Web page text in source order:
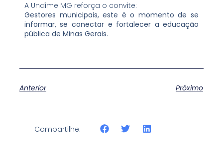
A Undime MG reforça o convite:
Gestores municipais, este é o momento de se
informar, se conectar e fortalecer a educação
pública de Minas Gerais.
Anterior Próximo
Compartilhe: